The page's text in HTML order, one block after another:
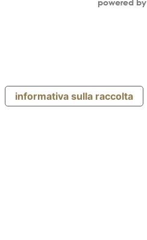
informativa sulla raccolta